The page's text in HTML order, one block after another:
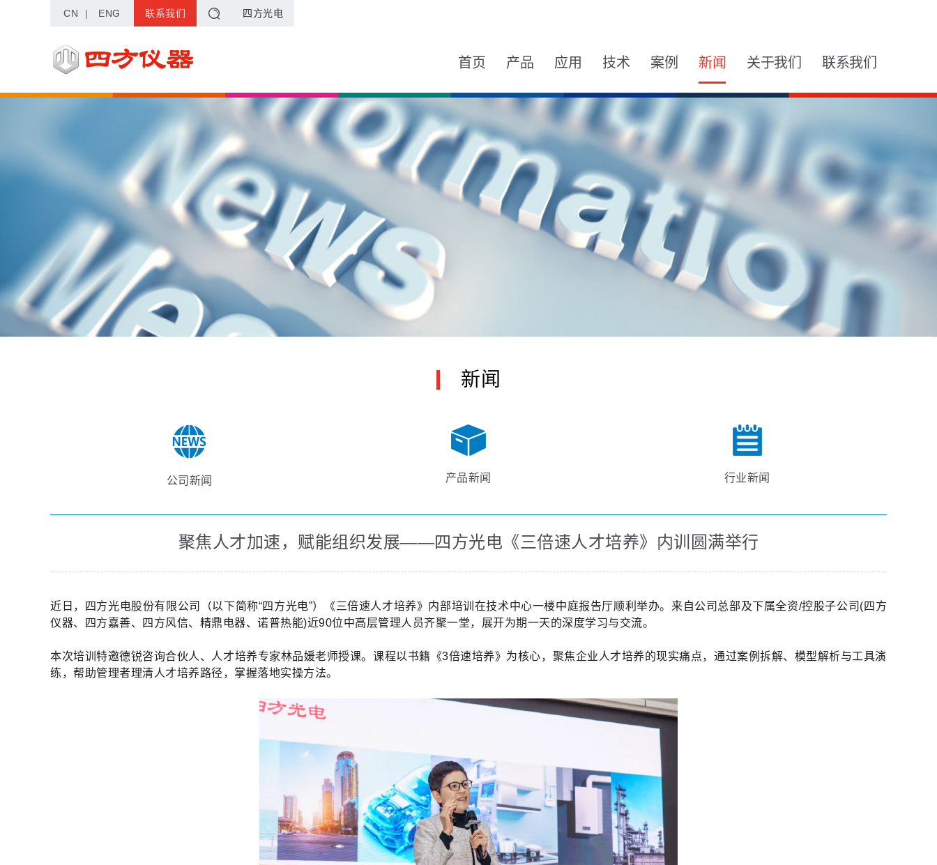
CN | ENG 联系我们 四方光电
首页 产品 应用 技术 案例 新闻 关于我们 联系我们
新闻
公司新闻 产品新闻 行业新闻
聚焦人才加速，赋能组织发展——四方光电《三倍速人才培养》内训圆满举行
近日，四方光电股份有限公司（以下简称“四方光电”）《三倍速人才培养》内部培训在技术中心一楼中庭报告厅顺利举办。来自公司总部及下属全资/控股子公司(四方
仪器、四方嘉善、四方风信、精鼎电器、诺普热能)近90位中高层管理人员齐聚一堂，展开为期一天的深度学习与交流。
本次培训特邀德锐咨询合伙人、人才培养专家林品媛老师授课。课程以书籍《3倍速培养》为核心，聚焦企业人才培养的现实痛点，通过案例拆解、模型解析与工具演
练，帮助管理者理清人才培养路径，掌握落地实操方法。